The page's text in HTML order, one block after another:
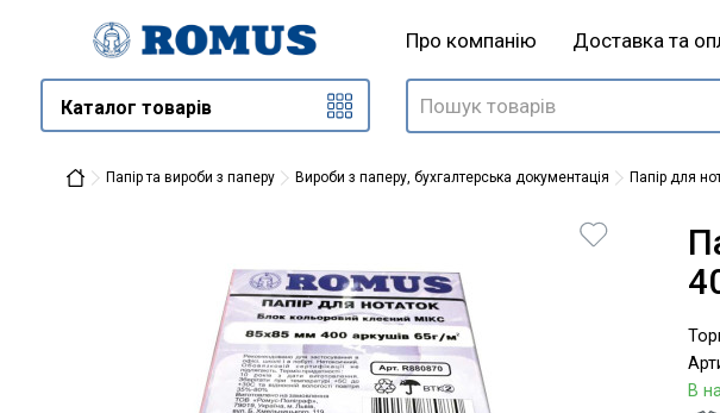
Про компанію Доставка та
Каталог товарів
Папір та вироби з паперу Вироби з паперу, бухгалтерська документація Папір для
В